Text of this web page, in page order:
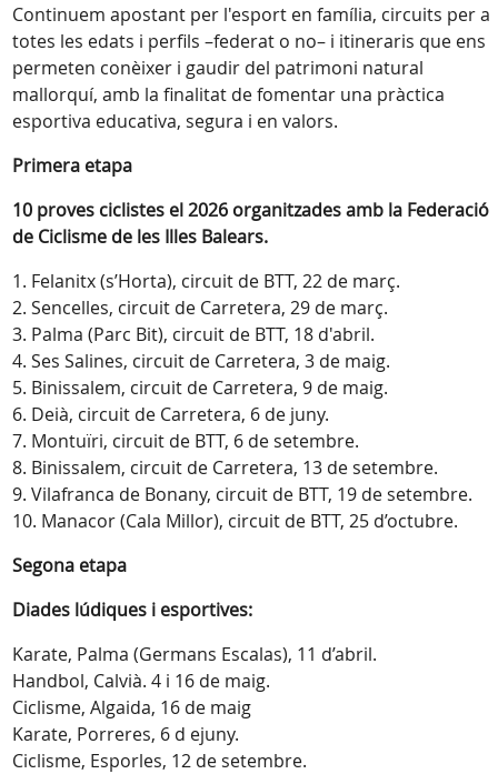
Continuem apostant per l'esport en família, circuits per a
totes les edats i perfils –federat o no– i itineraris que ens
permeten conèixer i gaudir del patrimoni natural
mallorquí, amb la finalitat de fomentar una pràctica
esportiva educativa, segura i en valors.
Primera etapa
10 proves ciclistes el 2026 organitzades amb la Federació
de Ciclisme de les Illes Balears.
1. Felanitx (s’Horta), circuit de BTT, 22 de març.
2. Sencelles, circuit de Carretera, 29 de març.
3. Palma (Parc Bit), circuit de BTT, 18 d'abril.
4. Ses Salines, circuit de Carretera, 3 de maig.
5. Binissalem, circuit de Carretera, 9 de maig.
6. Deià, circuit de Carretera, 6 de juny.
7. Montuïri, circuit de BTT, 6 de setembre.
8. Binissalem, circuit de Carretera, 13 de setembre.
9. Vilafranca de Bonany, circuit de BTT, 19 de setembre.
10. Manacor (Cala Millor), circuit de BTT, 25 d’octubre.
Segona etapa
Diades lúdiques i esportives:
Karate, Palma (Germans Escalas), 11 d’abril.
Handbol, Calvià. 4 i 16 de maig.
Ciclisme, Algaida, 16 de maig
Karate, Porreres, 6 d ejuny.
Ciclisme, Esporles, 12 de setembre.